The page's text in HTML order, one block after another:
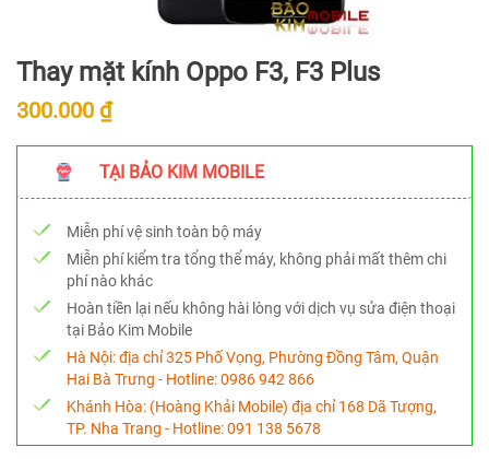
Thay mặt kính Oppo F3, F3 Plus
300.000 ₫
TẠI BẢO KIM MOBILE
Miễn phí vệ sinh toàn bộ máy
Miễn phí kiểm tra tổng thể máy, không phải mất thêm chi
phí nào khác
Hoàn tiền lại nếu không hài lòng với dịch vụ sửa điện thoại
tại Bảo Kim Mobile
Hà Nội:địa chỉ 325 Phố Vọng, Phường Đồng Tâm, Quận
Hai Bà Trưng - Hotline:0986 942 866
Khánh Hòa: (Hoàng Khải Mobile) địa chỉ 168 Dã Tượng,
TP. Nha Trang - Hotline:091 138 5678